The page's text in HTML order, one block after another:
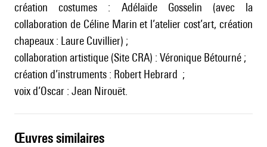
création costumes : Adélaïde Gosselin (avec la
collaboration de Céline Marin et l’atelier cost’art, création
chapeaux : Laure Cuvillier) ;
collaboration artistique (Site CRA) : Véronique Bétourné ;
création d’instruments : Robert Hebrard ;
voix d’Oscar : Jean Nirouët.
œuvres similaires